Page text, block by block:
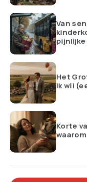
Van
pijnlijke
Het
ik wil
Korte